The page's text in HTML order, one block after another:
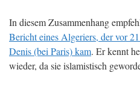
In diesem Zusammenhang
Bericht eines Algeriers, der vor
Denis (bei Paris) kam. Er kennt
wieder, da sie islamistisch